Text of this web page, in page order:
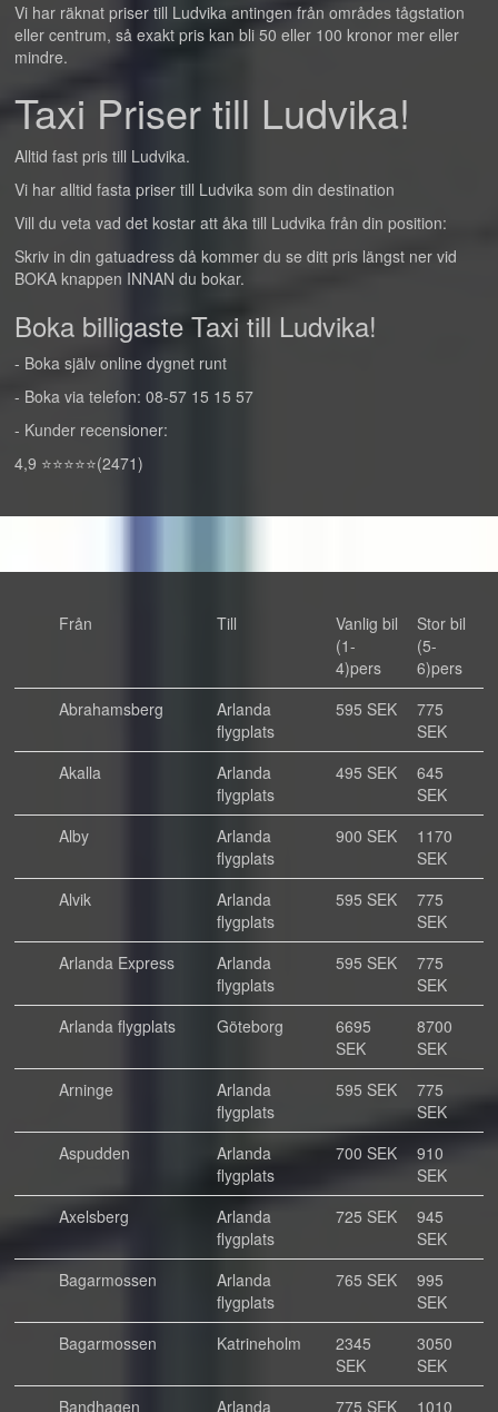
Vi har räknat priser till Ludvika antingen från områdes tågstation
eller centrum, så exakt pris kan bli 50 eller 100 kronor mer eller
mindre.
Taxi Priser till Ludvika!
Alltid fast pris till Ludvika.
Vi har alltid fasta priser till Ludvika som din destination
Vill du veta vad det kostar att åka till Ludvika från din position:
Skriv in din gatuadress då kommer du se ditt pris längst ner vid
BOKA knappen INNAN du bokar.
Boka billigaste Taxi till Ludvika!
- Boka själv online dygnet runt
- Boka via telefon: 08-57 15 15 57
- Kunder recensioner:
4,9 ⭐⭐⭐⭐⭐(2471)
Från Till
Vanlig bil
(1-
4)pers
Stor bil
(5-
6)pers
Abrahamsberg
Arlanda
flygplats
595 SEK
775
SEK
Akalla
Arlanda
flygplats
495 SEK
645
SEK
Alby
Arlanda
flygplats
900 SEK
1170
SEK
Alvik
Arlanda
flygplats
595 SEK
775
SEK
Arlanda Express
Arlanda
flygplats
595 SEK
775
SEK
Arlanda flygplats
Göteborg
6695
SEK
8700
SEK
Arninge
Arlanda
flygplats
595 SEK
775
SEK
Aspudden
Arlanda
flygplats
700 SEK
910
SEK
Axelsberg
Arlanda
flygplats
725 SEK
945
SEK
Bagarmossen
Arlanda
flygplats
765 SEK
995
SEK
Bagarmossen
Katrineholm
2345
SEK
3050
SEK
Bandhagen
Arlanda 775 SEK 1010